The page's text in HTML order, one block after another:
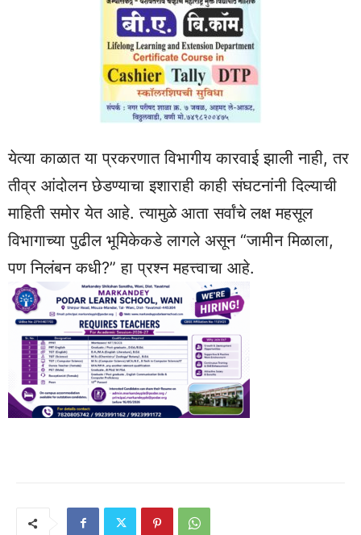
येत्या काळात या प्रकरणात विभागीय कारवाई झाली नाही, तर
तीव्र आंदोलन छेडण्याचा इशाराही काही संघटनांनी दिल्याची
माहिती समोर येत आहे. त्यामुळे आता सर्वांचे लक्ष महसूल
विभागाच्या पुढील भूमिकेकडे लागले असून “जामीन मिळाला,
पण निलंबन कधी?” हा प्रश्न महत्त्वाचा आहे.